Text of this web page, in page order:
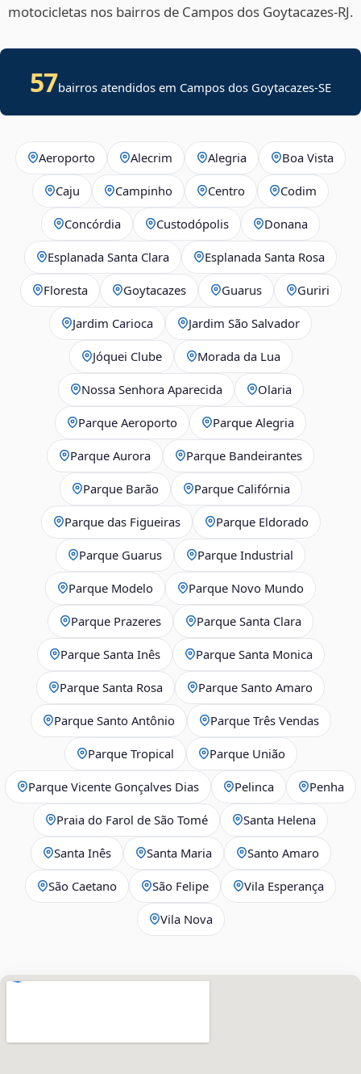
motocicletas nos bairros de Campos dos Goytacazes‑RJ.
57bairros atendidos em Campos dos Goytacazes-SE
Aeroporto Alecrim Alegria Boa Vista
Caju Campinho Centro Codim
Concórdia Custodópolis Donana
Esplanada Santa Clara Esplanada Santa Rosa
Floresta Goytacazes Guarus Guriri
Jardim Carioca Jardim São Salvador
Jóquei Clube Morada da Lua
Nossa Senhora Aparecida Olaria
Parque Aeroporto Parque Alegria
Parque Aurora Parque Bandeirantes
Parque Barão Parque Califórnia
Parque das Figueiras Parque Eldorado
Parque Guarus Parque Industrial
Parque Modelo Parque Novo Mundo
Parque Prazeres Parque Santa Clara
Parque Santa Inês Parque Santa Monica
Parque Santa Rosa Parque Santo Amaro
Parque Santo Antônio Parque Três Vendas
Parque Tropical Parque União
Parque Vicente Gonçalves Dias Pelinca Penha
Praia do Farol de São Tomé Santa Helena
Santa Inês Santa Maria Santo Amaro
São Caetano São Felipe Vila Esperança
Vila Nova